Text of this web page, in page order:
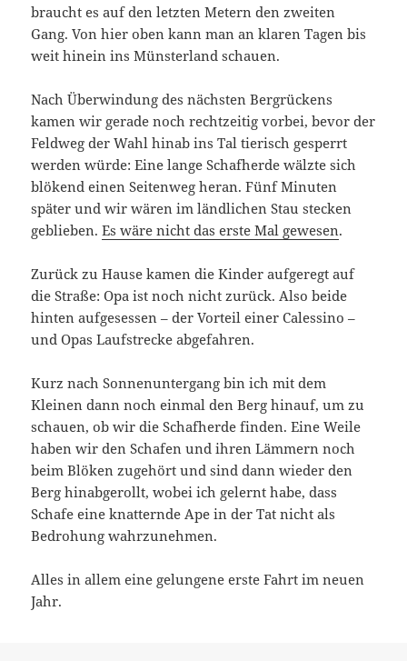
braucht es auf den letzten Metern den zweiten
Gang. Von hier oben kann man an klaren Tagen bis
weit hinein ins Münsterland schauen.
Nach Überwindung des nächsten Bergrückens
kamen wir gerade noch rechtzeitig vorbei, bevor der
Feldweg der Wahl hinab ins Tal tierisch gesperrt
werden würde: Eine lange Schafherde wälzte sich
blökend einen Seitenweg heran. Fünf Minuten
später und wir wären im ländlichen Stau stecken
geblieben.Es wäre nicht das erste Mal gewesen.
Zurück zu Hause kamen die Kinder aufgeregt auf
die Straße: Opa ist noch nicht zurück. Also beide
hinten aufgesessen – der Vorteil einer Calessino –
und Opas Laufstrecke abgefahren.
Kurz nach Sonnenuntergang bin ich mit dem
Kleinen dann noch einmal den Berg hinauf, um zu
schauen, ob wir die Schafherde finden. Eine Weile
haben wir den Schafen und ihren Lämmern noch
beim Blöken zugehört und sind dann wieder den
Berg hinabgerollt, wobei ich gelernt habe, dass
Schafe eine knatternde Ape in der Tat nicht als
Bedrohung wahrzunehmen.
Alles in allem eine gelungene erste Fahrt im neuen
Jahr.